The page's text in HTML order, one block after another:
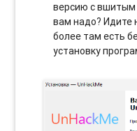
версию с
вам надо? Идите
более там есть
установку